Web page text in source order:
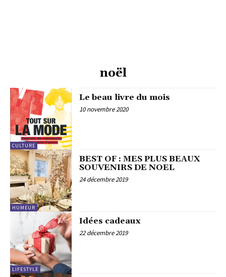
noël
CULTURE
Le beau livre du mois
10 novembre 2020
HUMEUR
BEST OF : MES PLUS BEAUX
SOUVENIRS DE NOEL
24 décembre 2019
LIFESTYLE
Idées cadeaux
22 décembre 2019